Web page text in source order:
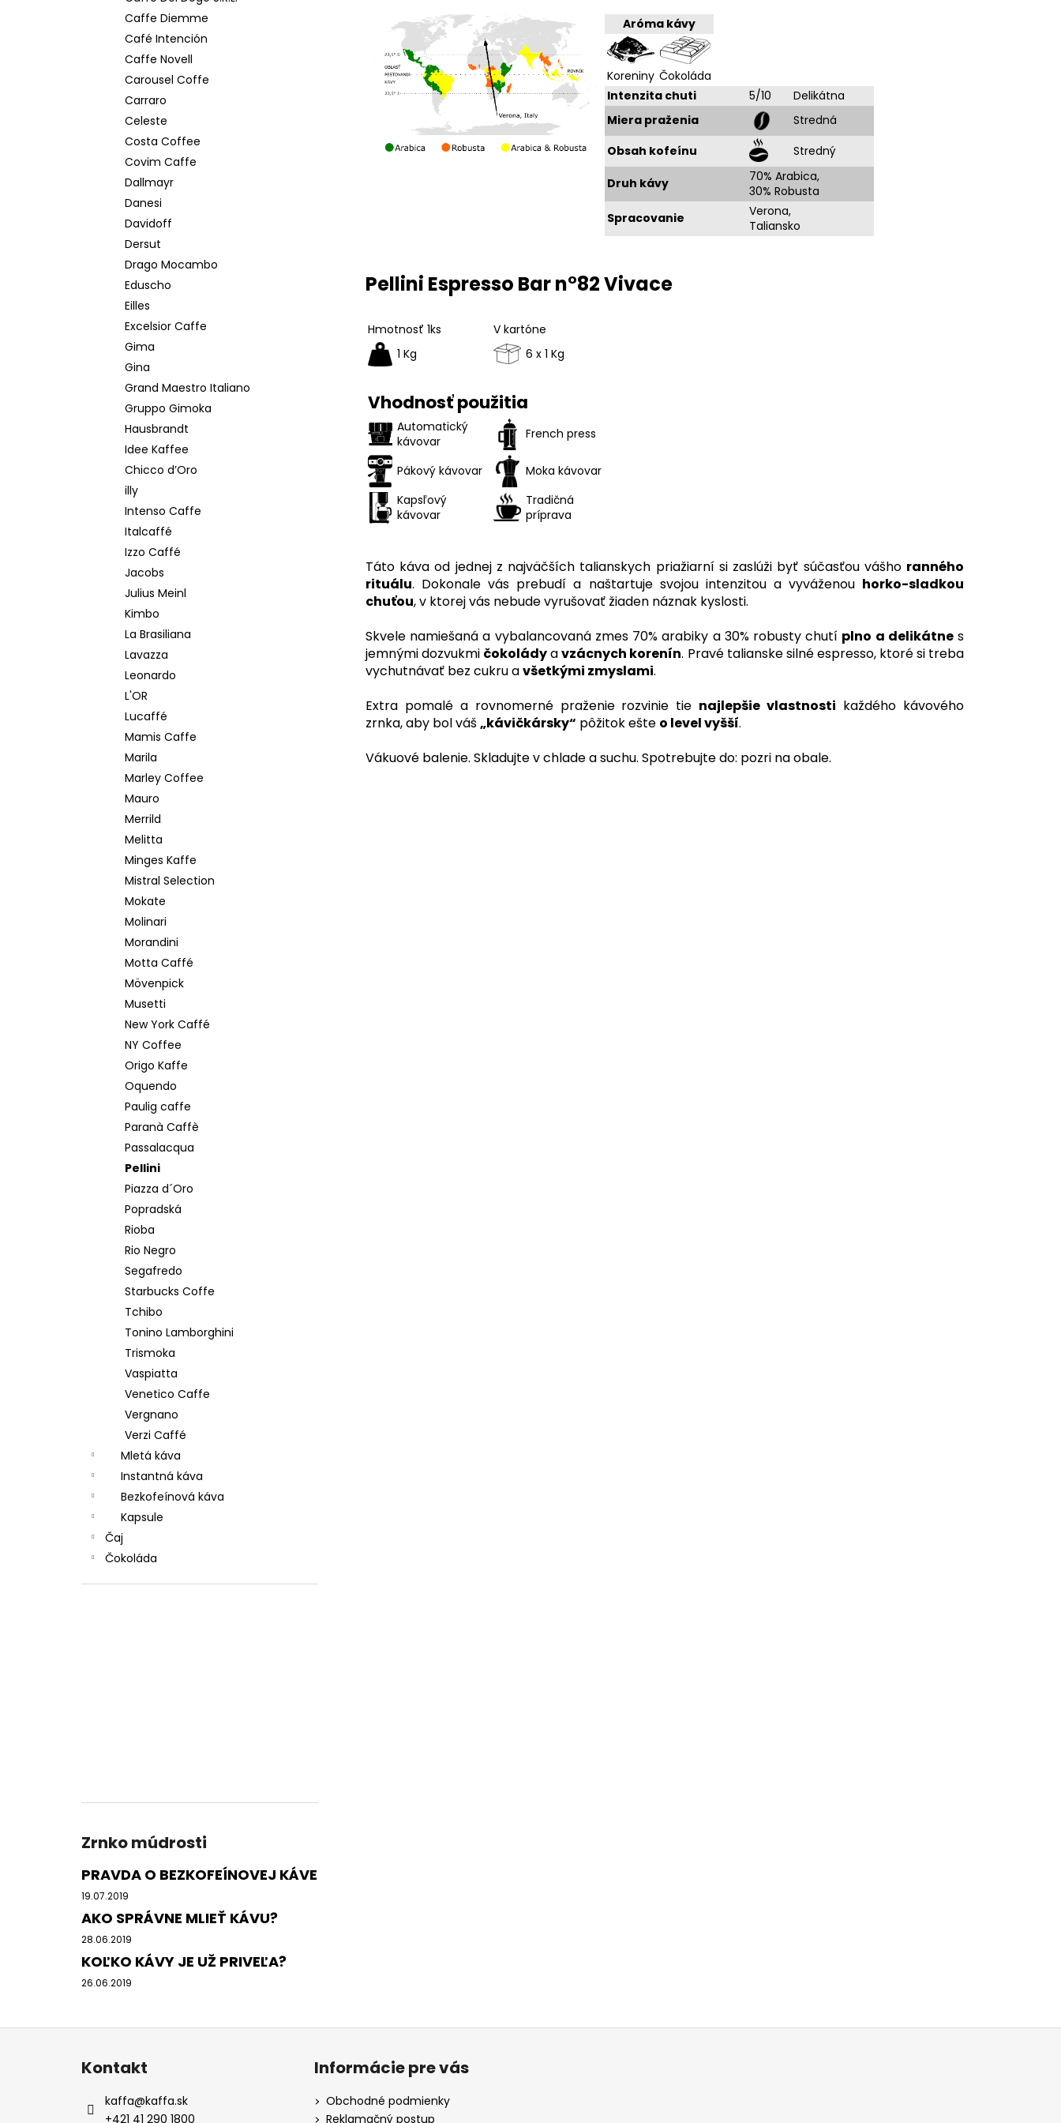
Caffe Diemme
Café Intención
Caffe Novell
Carousel Coffe
Carraro
Celeste
Costa Coffee
Covim Caffe
Dallmayr
Danesi
Davidoff
Dersut
Drago Mocambo
Eduscho
Eilles
Excelsior Caffe
Gima
Gina
Grand Maestro Italiano
Gruppo Gimoka
Hausbrandt
Idee Kaffee
Chicco d’Oro
illy
Intenso Caffe
Italcaffé
Izzo Caffé
Jacobs
Julius Meinl
Kimbo
La Brasiliana
Lavazza
Leonardo
L'OR
Lucaffé
Mamis Caffe
Marila
Marley Coffee
Mauro
Merrild
Melitta
Minges Kaffe
Mistral Selection
Mokate
Molinari
Morandini
Motta Caffé
Mövenpick
Musetti
New York Caffé
NY Coffee
Origo Kaffe
Oquendo
Paulig caffe
Paranà Caffè
Passalacqua
Pellini
Piazza d´Oro
Popradská
Rioba
Rio Negro
Segafredo
Starbucks Coffe
Tchibo
Tonino Lamborghini
Trismoka
Vaspiatta
Venetico Caffe
Vergnano
Verzi Caffé
Mletá káva
Instantná káva
Bezkofeínová káva
Kapsule
Čaj
Čokoláda
Zrnko múdrosti
PRAVDA O BEZKOFEÍNOVEJ KÁVE
19.07.2019
AKO SPRÁVNE MLIEŤ KÁVU?
28.06.2019
KOĽKO KÁVY JE UŽ PRIVEĽA?
26.06.2019
Aróma kávy
Koreniny Čokoláda
Intenzita chuti
5/10
Delikátna
Miera praženia
Stredná
Obsah kofeínu
Stredný
Druh kávy
70% Arabica,
30% Robusta
Spracovanie
Verona,
Taliansko
Pellini Espresso Bar n°82 Vivace
Hmotnosť 1ks
V kartóne
1 Kg
6 x 1 Kg
Vhodnosť použitia
Automatický
kávovar
French press
Pákový kávovar
Moka kávovar
Kapsľový
kávovar
Tradičná
príprava
Táto káva od jednej z najväčších talianskych priažiarní si zaslúži byť súčasťou vášho ranného
rituálu. Dokonale vás prebudí a naštartuje svojou intenzitou a vyváženou horko-sladkou
chuťou, v ktorej vás nebude vyrušovať žiaden náznak kyslosti.
Skvele namiešaná a vybalancovaná zmes 70% arabiky a 30% robusty chutí plno a delikátnes
jemnými dozvukmi čokoládyavzácnych korenín. Pravé talianske silné espresso, ktoré si treba
vychutnávať bez cukru avšetkými zmyslami.
Extra pomalé a rovnomerné praženie rozvinie tie najlepšie vlastnosti každého kávového
zrnka, aby bol váš „kávičkársky“ pôžitok ešte o level vyšší.
Vákuové balenie. Skladujte v chlade a suchu. Spotrebujte do: pozri na obale.
Kontakt
kaffa@kaffa.sk
+421 41 290 1800
Informácie pre vás
Obchodné podmienky
Reklamačný postup